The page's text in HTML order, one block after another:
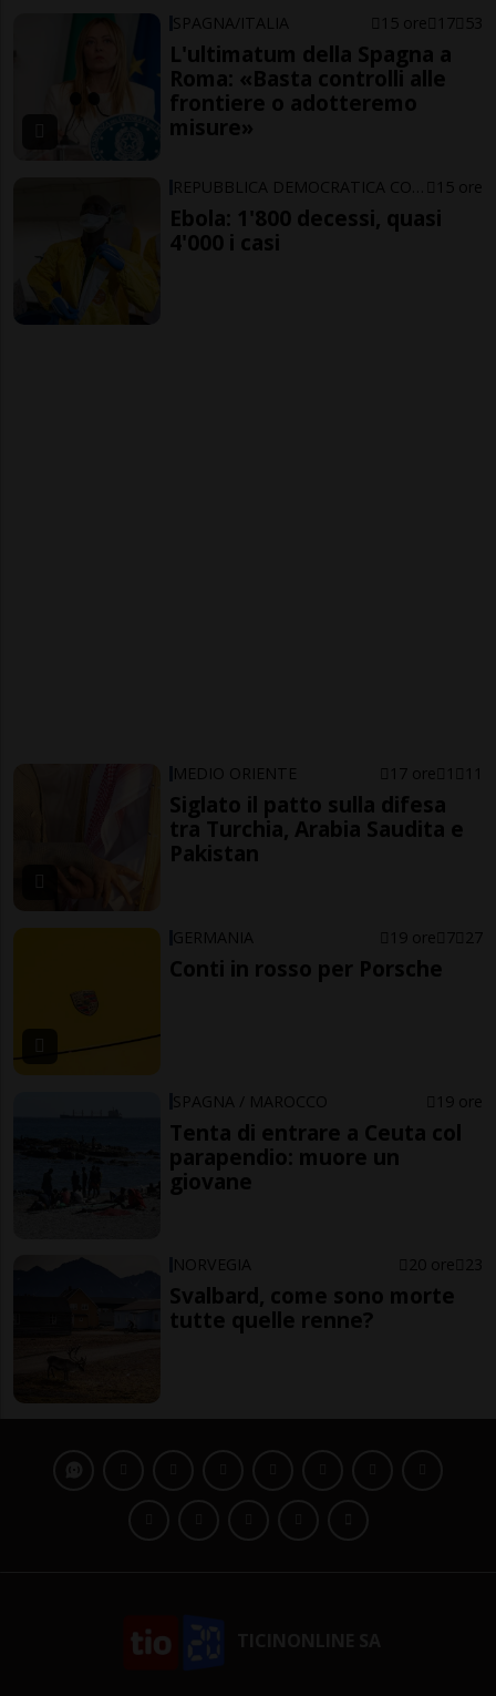
SPAGNA/ITALIA 15 ore 17 53
L'ultimatum della Spagna a
Roma: «Basta controlli alle
frontiere o adotteremo
misure»
15 ore
Ebola: 1'800 decessi, quasi
4'000 i casi
MEDIO ORIENTE 17 ore 1 11
Siglato il patto sulla difesa
tra Turchia, Arabia Saudita e
Pakistan
GERMANIA 19 ore 7 27
Conti in rosso per Porsche
SPAGNA / MAROCCO 19 ore
Tenta di entrare a Ceuta col
parapendio: muore un
giovane
NORVEGIA 20 ore 23
Svalbard, come sono morte
tutte quelle renne?